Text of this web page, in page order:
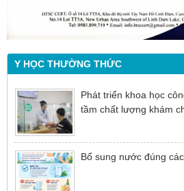
Y HỌC THƯỜNG THỨC
Phát triển khoa học
tầm chất lượng khám
Bổ sung nước đúng